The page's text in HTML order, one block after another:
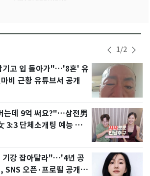
1/2
기고 입 돌아가"…'8혼' 유
비 근황 유튜브서 공개
는데 9억 써요?"…삼전男
3:3 단체소개팅 예능 화
기강 잡아달라"…'4년 공
SNS 오픈·프로필 공개